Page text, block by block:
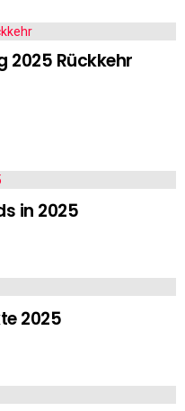
2025 Rückkehr
in 2025
2025